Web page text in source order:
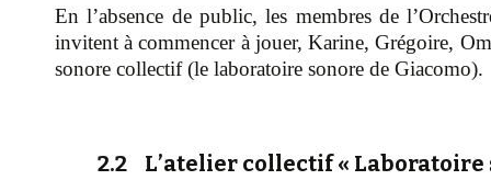
En l’absence de public, les membres de
invitent à commencer à jouer, Karine, Grégoire,
sonore collectif (le laboratoire sonore de Giacomo).
2.2 L’atelier collectif « Laboratoire